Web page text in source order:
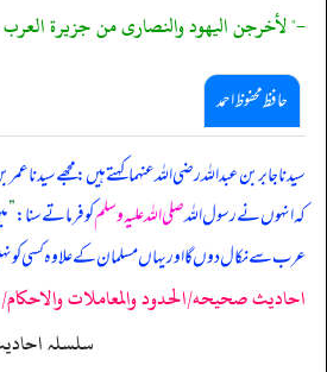
-" لأخرجن اليهود والنصارى من جزيرة
حافظ محفوظ احمد
سیدنا جابر بن عبداللہ رضی اللہ عنہما کہتے ہیں: مجھے
کہ انہوں نے رسول اللہصلی اللہ علیہ وسلمکو فرماتے سنا:”
عرب سے نکال دوں گا اور یہاں مسلمان کے علاوہ کسی کو
احاديث صحيحه/الحدود والمعاملات والاحكام/
سلسلہ